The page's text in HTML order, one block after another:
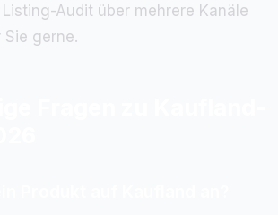
Audit über mehrere Kanäle
gerne.